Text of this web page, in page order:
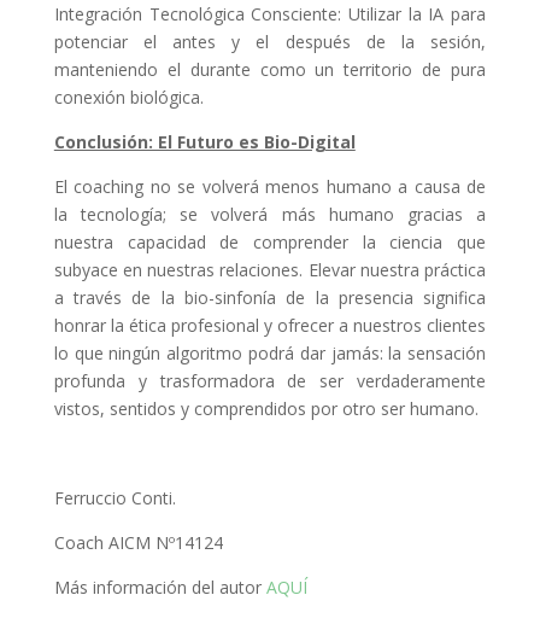
Integración Tecnológica Consciente: Utilizar la IA para
potenciar el antes y el después de la sesión,
manteniendo el durante como un territorio de pura
conexión biológica.
Conclusión: El Futuro es Bio-Digital
El coaching no se volverá menos humano a causa de
la tecnología; se volverá más humano gracias a
nuestra capacidad de comprender la ciencia que
subyace en nuestras relaciones. Elevar nuestra práctica
a través de la bio-sinfonía de la presencia significa
honrar la ética profesional y ofrecer a nuestros clientes
lo que ningún algoritmo podrá dar jamás: la sensación
profunda y trasformadora de ser verdaderamente
vistos, sentidos y comprendidos por otro ser humano.
Ferruccio Conti.
Coach AICM Nº14124
Más información del autor AQUÍ